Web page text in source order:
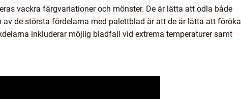
vackra färgvariationer och mönster. De är lätta att odla både
de största fördelarna med palettblad är att de är lätta att föröka
inkluderar möjlig bladfall vid extrema temperaturer samt